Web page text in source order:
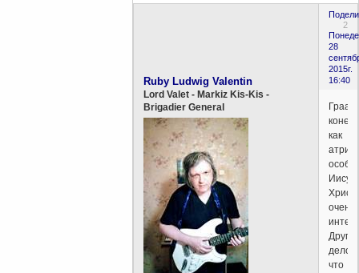
2
28
2015г.
16:40
Ruby Ludwig Valentin
Lord Valet - Markiz Kis-Kis -
Brigadier General
как
особы
очень
Другое
дело
что